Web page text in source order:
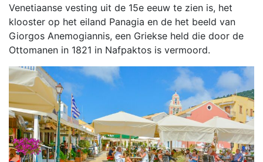
Venetiaanse vesting uit de 15e eeuw te zien is, het
klooster op het eiland Panagia en de het beeld van
Giorgos Anemogiannis, een Griekse held die door de
Ottomanen in 1821 in Nafpaktos is vermoord.